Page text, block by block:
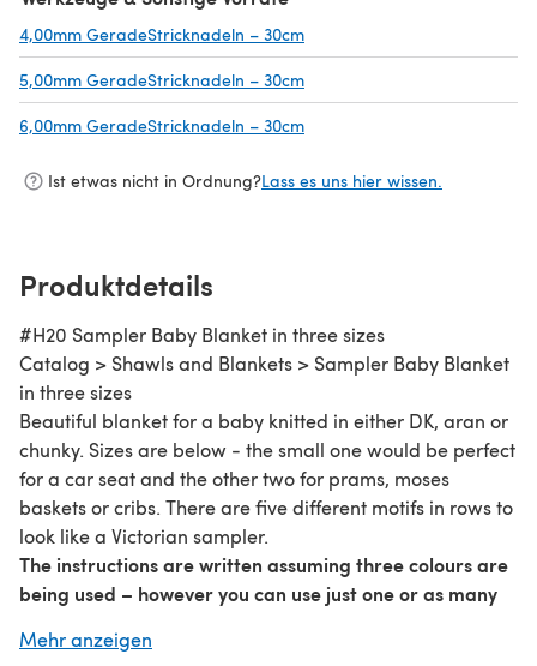
4,00mm GeradeStricknadeln – 30cm
5,00mm GeradeStricknadeln – 30cm
6,00mm GeradeStricknadeln – 30cm
Ist etwas nicht in Ordnung?Lass es uns hier wissen.
Produktdetails
#H20 Sampler Baby Blanket in three sizes
Catalog > Shawls and Blankets > Sampler Baby Blanket
in three sizes
Beautiful blanket for a baby knitted in either DK, aran or
chunky. Sizes are below - the small one would be perfect
for a car seat and the other two for prams, moses
baskets or cribs. There are five different motifs in rows to
look like a Victorian sampler.
The instructions are written assuming three colours are
being used – however you can use just one or as many
colour is enough, although it is easier to use a second
Mehr anzeigen